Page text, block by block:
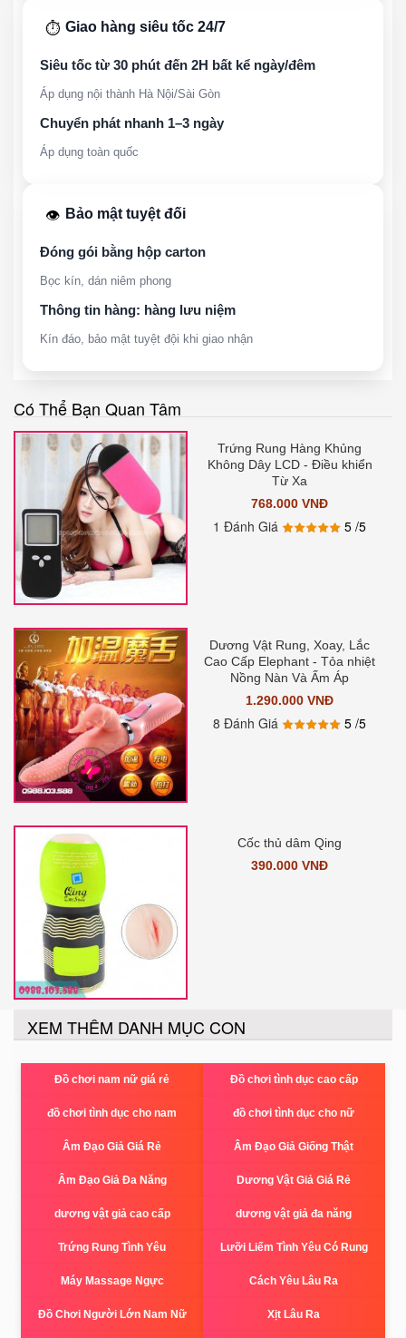
⏱️ Giao hàng siêu tốc 24/7
Siêu tốc từ 30 phút đến 2H bất kể ngày/đêm
Áp dụng nội thành Hà Nội/Sài Gòn
Chuyển phát nhanh 1–3 ngày
Áp dụng toàn quốc
👁️ Bảo mật tuyệt đối
Đóng gói bằng hộp carton
Bọc kín, dán niêm phong
Thông tin hàng: hàng lưu niệm
Kín đáo, bảo mật tuyệt đội khi giao nhận
Có Thể Bạn Quan Tâm
Trứng Rung Hàng Khủng
Không Dây LCD - Điều khiển
Từ Xa
768.000 VNĐ
1 Đánh Giá 5/5
Dương Vật Rung, Xoay, Lắc
Cao Cấp Elephant - Tỏa nhiệt
Nồng Nàn Và Ấm Áp
1.290.000 VNĐ
8 Đánh Giá 5/5
Cốc thủ dâm Qing
390.000 VNĐ
XEM THÊM DANH MỤC CON
Đồ chơi nam nữ giá rẻ Đồ chơi tình dục cao cấp
đồ chơi tình dục cho nam đồ chơi tình dục cho nữ
Âm Đạo Giả Giá Rẻ Âm Đạo Giả Giống Thật
Âm Đạo Giả Đa Năng Dương Vật Giả Giá Rẻ
dương vật giả cao cấp dương vật giả đa năng
Trứng Rung Tình Yêu Lưỡi Liếm Tình Yêu Có Rung
Máy Massage Ngực Cách Yêu Lâu Ra
Đồ Chơi Người Lớn Nam Nữ Xịt Lâu Ra